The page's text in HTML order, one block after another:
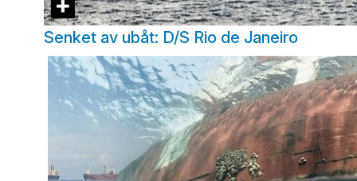
Senket av ubåt: D/S Rio de Janeiro